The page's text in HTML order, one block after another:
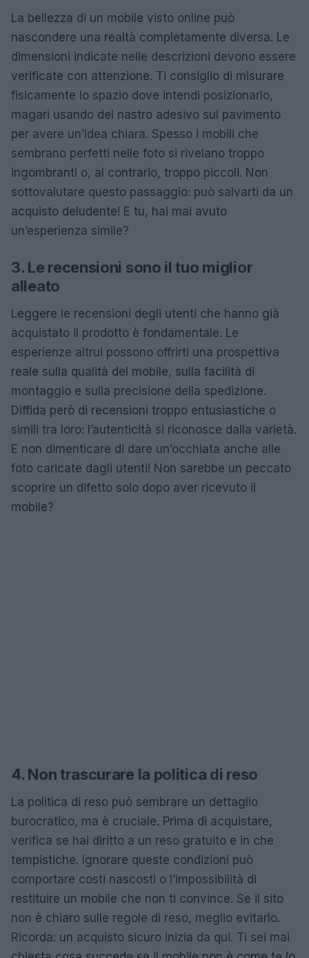
La bellezza di un mobile visto online può
nascondere una realtà completamente diversa. Le
dimensioni indicate nelle descrizioni devono essere
verificate con attenzione. Ti consiglio di misurare
fisicamente lo spazio dove intendi posizionarlo,
magari usando del nastro adesivo sul pavimento
per avere un’idea chiara. Spesso i mobili che
sembrano perfetti nelle foto si rivelano troppo
ingombranti o, al contrario, troppo piccoli. Non
sottovalutare questo passaggio: può salvarti da un
acquisto deludente! E tu, hai mai avuto
un’esperienza simile?
3. Le recensioni sono il tuo miglior
alleato
Leggere le recensioni degli utenti che hanno già
acquistato il prodotto è fondamentale. Le
esperienze altrui possono offrirti una prospettiva
reale sulla qualità del mobile, sulla facilità di
montaggio e sulla precisione della spedizione.
Diffida però di recensioni troppo entusiastiche o
simili tra loro: l’autenticità si riconosce dalla varietà.
E non dimenticare di dare un’occhiata anche alle
foto caricate dagli utenti! Non sarebbe un peccato
scoprire un difetto solo dopo aver ricevuto il
mobile?
4. Non trascurare la politica di reso
La politica di reso può sembrare un dettaglio
burocratico, ma è cruciale. Prima di acquistare,
verifica se hai diritto a un reso gratuito e in che
tempistiche. Ignorare queste condizioni può
comportare costi nascosti o l’impossibilità di
restituire un mobile che non ti convince. Se il sito
non è chiaro sulle regole di reso, meglio evitarlo.
Ricorda: un acquisto sicuro inizia da qui. Ti sei mai